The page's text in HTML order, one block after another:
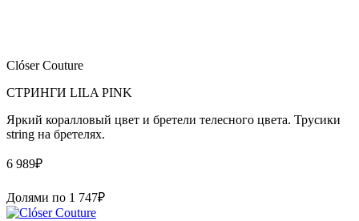
Clóser Couture
СТРИНГИ LILA PINK
Яркий коралловый цвет и бретели телесного цвета. Трусики
string на бретелях.
6 989₽
Долями по 1 747₽